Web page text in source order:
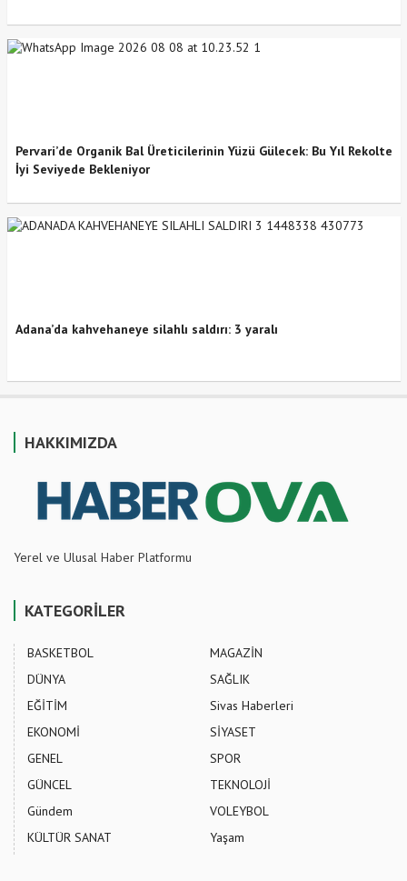
Pervari’de Organik Bal Üreticilerinin Yüzü Gülecek: Bu Yıl Rekolte
İyi Seviyede Bekleniyor
Adana’da kahvehaneye silahlı saldırı: 3 yaralı
HAKKIMIZDA
Yerel ve Ulusal Haber Platformu
KATEGORİLER
BASKETBOL
DÜNYA
EĞİTİM
EKONOMİ
GENEL
GÜNCEL
Gündem
KÜLTÜR SANAT
MAGAZİN
SAĞLIK
Sivas Haberleri
SİYASET
SPOR
TEKNOLOJİ
VOLEYBOL
Yaşam